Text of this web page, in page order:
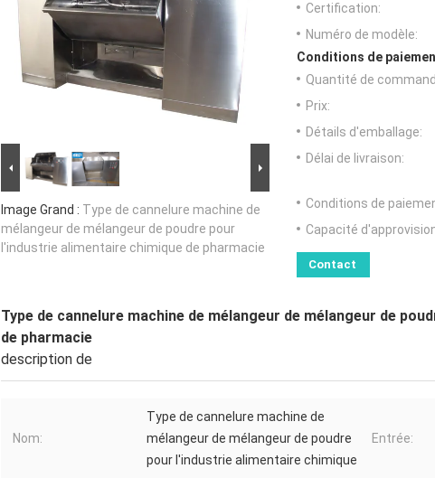
Image Grand : Type de cannelure machine de
mélangeur de mélangeur de poudre pour
l'industrie alimentaire chimique de pharmacie
Certification:
Numéro de modèle:
Conditions de
Quantité de
Prix:
Détails d'emballage:
Délai de livraison:
Conditions de
Capacité
Contact
Type de cannelure machine de mélangeur de mélangeur de
de pharmacie
description de
Nom:
Type de cannelure machine de
mélangeur de mélangeur de poudre
pour l'industrie alimentaire chimique
Entrée: